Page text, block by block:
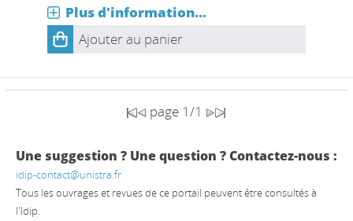
Plus d'information...
Ajouter au panier
page 1/1
Une suggestion ? Une question ? Contactez-nous :
idip-contact@unistra.fr
Tous les ouvrages et revues de ce portail peuvent être consultés à
l'Idip.